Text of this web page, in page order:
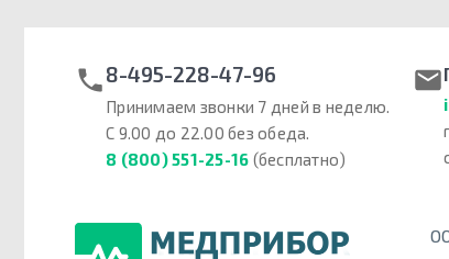
8-495-228-47-96
Принимаем звонки 7 дней в неделю.
С 9.00 до 22.00 без обеда.
8 (800) 551-25-16 (бесплатно)